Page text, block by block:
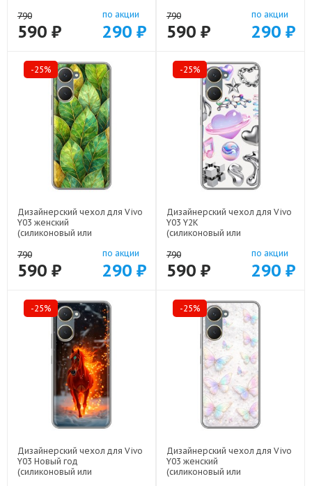
арт: 83104-22560
790
590 ₽
по акции
290 ₽
арт: 83104-22329
790
590 ₽
по акции
290 ₽
-25%
Дизайнерский чехол для Vivo
Y03 женский
(силиконовый или
арт: 83104-22924
790
590 ₽
по акции
290 ₽
-25%
Дизайнерский чехол для Vivo
Y03 Y2K
(силиконовый или
арт: 83104-22614
790
590 ₽
по акции
290 ₽
-25%
Дизайнерский чехол для Vivo
Y03 Новый год
(силиконовый или
-25%
Дизайнерский чехол для Vivo
Y03 женский
(силиконовый или